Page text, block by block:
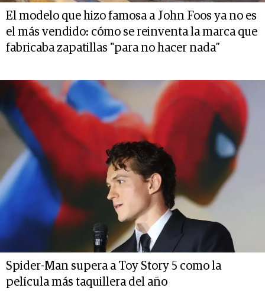
El modelo que hizo famosa a John Foos ya no es
el más vendido: cómo se reinventa la marca que
fabricaba zapatillas "para no hacer nada”
Spider-Man supera a Toy Story 5 como la
película más taquillera del año